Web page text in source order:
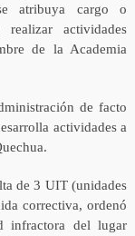
atribuya cargo o
actividades
de la Academia
de facto
actividades a
de 3 UIT (unidades
correctiva, ordenó
infractora del lugar